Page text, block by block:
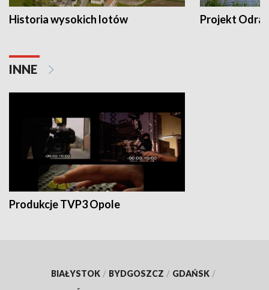
Historia wysokich lotów Projekt Odra
INNE
Produkcje TVP3 Opole
BIAŁYSTOK / BYDGOSZCZ / GDAŃSK /